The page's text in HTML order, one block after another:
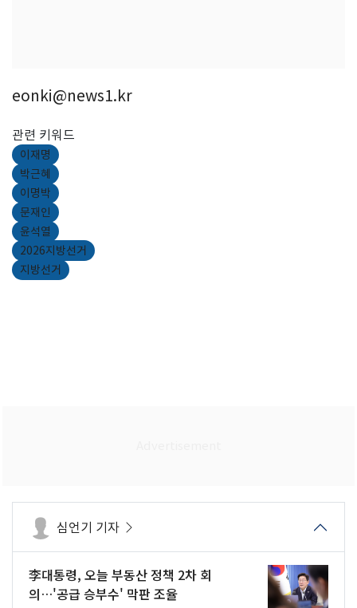
eonki@news1.kr
관련 키워드
이재명
박근혜
이명박
문재인
윤석열
2026지방선거
지방선거
심언기 기자
李대통령, 오늘 부동산 정책 2차 회
의…'공급 승부수' 막판 조율